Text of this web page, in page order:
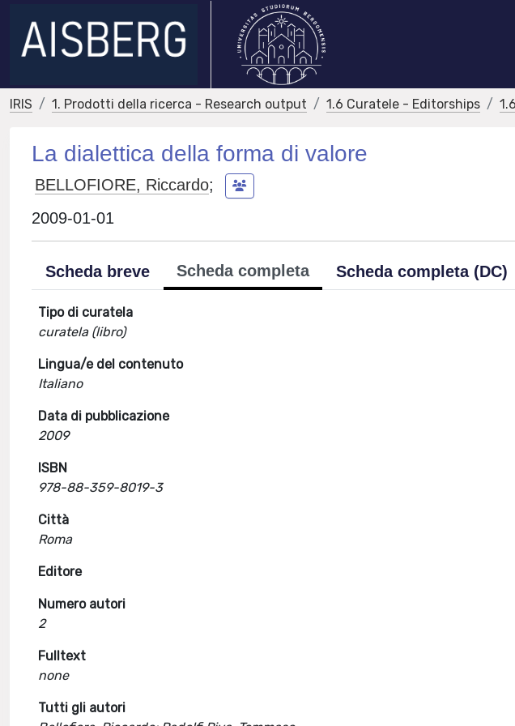
IRIS 1. Prodotti della ricerca - Research output 1.6 Curatele - Editorships
La dialettica della forma di valore
BELLOFIORE, Riccardo;
2009-01-01
Scheda breve Scheda completa Scheda completa (DC)
Tipo di curatela
curatela (libro)
Lingua/e del contenuto
Italiano
Data di pubblicazione
2009
ISBN
978-88-359-8019-3
Città
Roma
Editore
Numero autori
2
Fulltext
none
Tutti gli autori